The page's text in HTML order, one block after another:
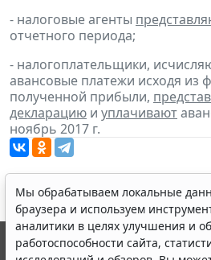
- налоговые агенты
отчетного периода;
- налогоплательщики,
авансовые платежи исходя из
полученной прибыли,
декларацию и уплачивают
ноябрь 2017 г.
Мы обрабатываем локальные
браузера и используем
аналитики в целях улучшения и
работоспособности сайта,
© ООО "НПП "ГАРАНТ-СЕРВИС",